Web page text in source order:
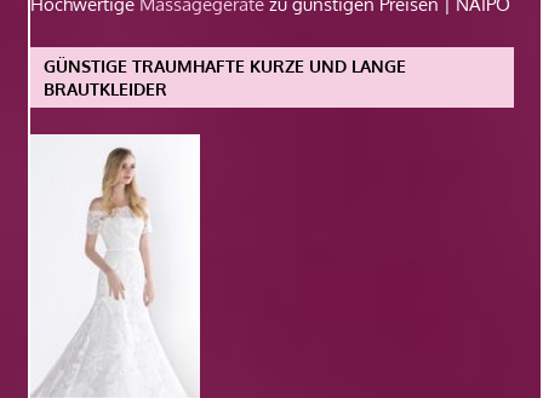
GÜNSTIGE TRAUMHAFTE KURZE UND LANGE
BRAUTKLEIDER